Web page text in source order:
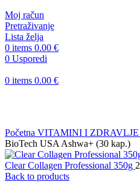
Moj račun
Pretraživanje
Lista želja
0 items 0.00 €
0 Usporedi
0 items 0.00 €
Početna VITAMINI I ZDRAVLJE
BioTech USA Ashwa+ (30 kap.)
Clear Collagen Professional 350g
Back to products